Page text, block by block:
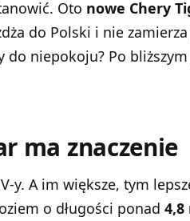
Oto nowe Chery
do Polski i nie
do niepokoju? Po
ma znaczenie
y. A im większe, tym
o długości ponad